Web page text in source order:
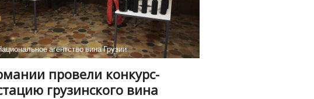
Батуми
агентство вина Грузии
провели конкурс-
грузинского вина